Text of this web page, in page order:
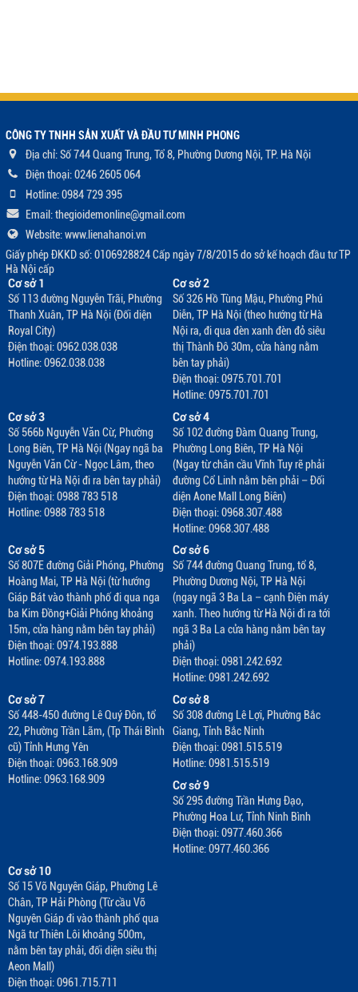
CÔNG TY TNHH SẢN XUẤT VÀ ĐẦU TƯ MINH PHONG
Địa chỉ: Số 744 Quang Trung, Tổ 8, Phường Dương Nội, TP. Hà Nội
Điện thoại: 0246 2605 064
Hotline: 0984 729 395
Email: thegioidemonline@gmail.com
Website: www.lienahanoi.vn
Giấy phép ĐKKD số: 0106928824 Cấp ngày 7/8/2015 do sở kế hoạch đầu tư TP
Hà Nội cấp
Cơ sở 1
Số 113 đường Nguyễn Trãi, Phường
Thanh Xuân, TP Hà Nội (Đối diện
Royal City)
Điện thoại: 0962.038.038
Hotline: 0962.038.038
Cơ sở 2
Số 326 Hồ Tùng Mậu, Phường Phú
Diễn, TP Hà Nội (theo hướng từ Hà
Nội ra, đi qua đèn xanh đèn đỏ siêu
thị Thành Đô 30m, cửa hàng nằm
bên tay phải)
Điện thoại: 0975.701.701
Hotline: 0975.701.701
Cơ sở 3
Số 566b Nguyễn Văn Cừ, Phường
Long Biên, TP Hà Nội (Ngay ngã ba
Nguyễn Văn Cừ - Ngọc Lâm, theo
hướng từ Hà Nội đi ra bên tay phải)
Điện thoại: 0988 783 518
Hotline: 0988 783 518
Cơ sở 4
Số 102 đường Đàm Quang Trung,
Phường Long Biên, TP Hà Nội
(Ngay từ chân cầu Vĩnh Tuy rẽ phải
đường Cổ Linh nằm bên phải – Đối
diện Aone Mall Long Biên)
Điện thoại: 0968.307.488
Hotline: 0968.307.488
Cơ sở 5
Số 807E đường Giải Phóng, Phường
Hoàng Mai, TP Hà Nội (từ hướng
Giáp Bát vào thành phố đi qua nga
ba Kim Đồng+Giải Phóng khoảng
15m, cửa hàng nằm bên tay phải)
Điện thoại: 0974.193.888
Hotline: 0974.193.888
Cơ sở 6
Số 744 đường Quang Trung, tổ 8,
Phường Dương Nội, TP Hà Nội
(ngay ngã 3 Ba La – cạnh Điện máy
xanh. Theo hướng từ Hà Nội đi ra tới
ngã 3 Ba La cửa hàng nằm bên tay
phải)
Điện thoại: 0981.242.692
Hotline: 0981.242.692
Cơ sở 7
Số 448-450 đường Lê Quý Đôn, tổ
22, Phường Trần Lãm, (Tp Thái Bình
cũ) Tỉnh Hưng Yên
Điện thoại: 0963.168.909
Hotline: 0963.168.909
Cơ sở 8
Số 308 đường Lê Lợi, Phường Bắc
Giang, Tỉnh Bắc Ninh
Điện thoại: 0981.515.519
Hotline: 0981.515.519
Cơ sở 9
Số 295 đường Trần Hưng Đạo,
Phường Hoa Lư, Tỉnh Ninh Bình
Điện thoại: 0977.460.366
Hotline: 0977.460.366
Cơ sở 10
Số 15 Võ Nguyên Giáp, Phường Lê
Chân, TP Hải Phòng (Từ cầu Võ
Nguyên Giáp đi vào thành phố qua
Ngã tư Thiên Lôi khoảng 500m,
nằm bên tay phải, đối diện siêu thị
Aeon Mall)
Điện thoại: 0961.715.711